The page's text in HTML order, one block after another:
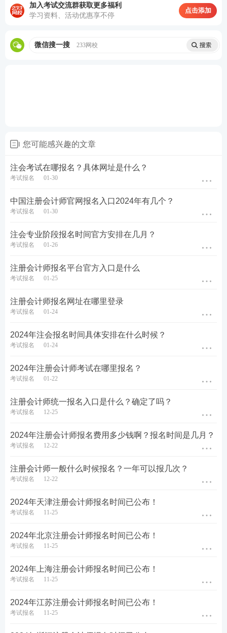
拼)、谷歌拼音输入法(全拼)、搜狗拼音输入法(全
拼)、 极品五笔输入法、搜狗五笔输入法、微软新仓
新仓颉输入法、速成输入法和新注音输入法为中文繁
(一)考生答卷由中注协组织集中评阅。考试成绩经财
11 月下旬可登录网报系统查询成绩并下载打印成绩
单。
(二)每科考试均实行百分制，60 分为成绩合格分数
(三) 专业阶段考试的单科考试合格成绩 5 年内有效。
合格成绩的考生，颁发注册会计师全国统一考试专业
统下载打印。
注册会计师全国统一考试全科合格证书。全科合格证
考试报考所在地方考办申领，具体领证事宜请以各省
免费资料列表
备考不迷路，2023年注会科学备考计划表
必看篇：注会2023年新教材、大纲对比解析
立即下载
下载【
233网校app】干货笔记阅读路径：注册会计师
站点——首页——下滑页面至“干货笔记”——点击需
加入考试交流群获取更多福利
学习资料、活动优惠享不停
点击添加
微信搜一搜 233网校
您可能感兴趣的文章
注会考试在哪报名？具体网址是什么？
考试报名 01-30
中国注册会计师官网报名入口2024年有几个？
考试报名 01-30
注会专业阶段报名时间官方安排在几月？
考试报名 01-26
注册会计师报名平台官方入口是什么
考试报名 01-25
注册会计师报名网址在哪里登录
考试报名 01-24
2024年注会报名时间具体安排在什么时候？
考试报名 01-24
2024年注册会计师考试在哪里报名？
考试报名 01-22
注册会计师统一报名入口是什么？确定了吗？
考试报名 12-25
2024年注册会计师报名费用多少钱啊？报名时间是几月？
考试报名 12-22
注册会计师一般什么时候报名？一年可以报几次？
考试报名 12-22
2024年天津注册会计师报名时间已公布！
考试报名 11-25
2024年北京注册会计师报名时间已公布！
考试报名 11-25
2024年上海注册会计师报名时间已公布！
考试报名 11-25
2024年江苏注册会计师报名时间已公布！
考试报名 11-25